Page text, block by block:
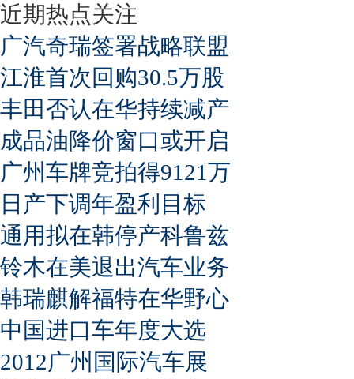
近期热点关注
广汽奇瑞签署战略联盟
江淮首次回购30.5万股
丰田否认在华持续减产
成品油降价窗口或开启
广州车牌竞拍得9121万
日产下调年盈利目标
通用拟在韩停产科鲁兹
铃木在美退出汽车业务
韩瑞麒解福特在华野心
中国进口车年度大选
2012广州国际汽车展